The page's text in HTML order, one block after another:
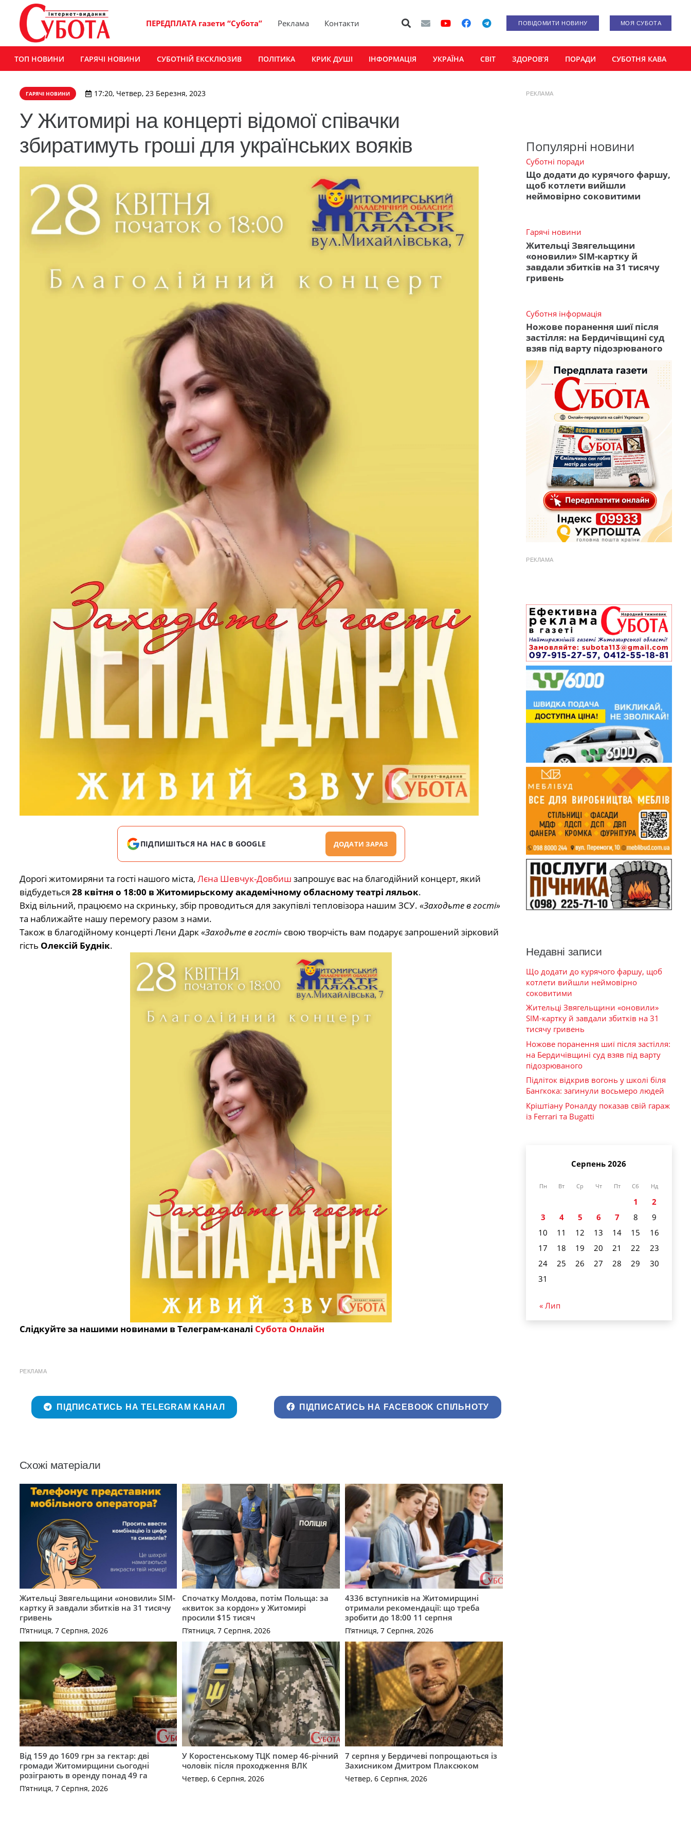
ПЕРЕДПЛАТА газети “Субота” Реклама Контакти ПОВІДОМИТИ НОВИНУ МОЯ СУБОТА
ТОП НОВИНИ ГАРЯЧІ НОВИНИ СУБОТНІЙ ЕКСКЛЮЗИВ ПОЛІТИКА КРИК ДУШІ ІНФОРМАЦІЯ УКРАЇНА СВІТ ЗДОРОВ’Я ПОРАДИ СУБОТНЯ КАВА
ГАРЯЧІ НОВИНИ 17:20, Четвер, 23 Березня, 2023
У Житомирі на концерті відомої співачки
збиратимуть гроші для українських вояків
ПІДПИШІТЬСЯ НА НАС В GOOGLE ДОДАТИ ЗАРАЗ
Дорогі житомиряни та гості нашого міста, Лєна Шевчук-Довбиш запрошує вас на благодійний концерт, який
відбудеться 28 квітня о 18:00 в Житомирьскому академічному обласному театрі ляльок.
Вхід вільний, працюємо на скриньку, збір проводиться для закупівлі тепловізора нашим ЗСУ. «Заходьте в гості»
та наближайте нашу перемогу разом з нами.
Також в благодійному концерті Лєни Дарк«Заходьте в гості»свою творчість вам подарує запрошений зірковий
гість Олексій Буднік.
Слідкуйте за нашими новинами в Телеграм-каналі Субота Онлайн
РЕКЛАМА
ПІДПИСАТИСЬ НА TELEGRAM КАНАЛ ПІДПИСАТИСЬ НА FACEBOOK СПІЛЬНОТУ
Схожі матеріали
Жительці Звягельщини «оновили» SIM-
картку й завдали збитків на 31 тисячу
гривень
П’ятниця, 7 Серпня, 2026
Спочатку Молдова, потім Польща: за
«квиток за кордон» у Житомирі
просили $15 тисяч
П’ятниця, 7 Серпня, 2026
4336 вступників на Житомирщині
отримали рекомендації: що треба
зробити до 18:00 11 серпня
П’ятниця, 7 Серпня, 2026
Від 159 до 1609 грн за гектар: дві
громади Житомирщини сьогодні
розіграють в оренду понад 49 га
П’ятниця, 7 Серпня, 2026
У Коростенському ТЦК помер 46-річний
чоловік після проходження ВЛК
Четвер, 6 Серпня, 2026
7 серпня у Бердичеві попрощаються із
Захисником Дмитром Плаксюком
Четвер, 6 Серпня, 2026
РЕКЛАМА
Популярні новини
Суботні поради
Що додати до курячого фаршу,
щоб котлети вийшли
неймовірно соковитими
Гарячі новини
Жительці Звягельщини
«оновили» SIM-картку й
завдали збитків на 31 тисячу
гривень
Суботня інформація
Ножове поранення шиї після
застілля: на Бердичівщині суд
взяв під варту підозрюваного
РЕКЛАМА
Недавні записи
Що додати до курячого фаршу, щоб
котлети вийшли неймовірно
соковитими
Жительці Звягельщини «оновили»
SIM-картку й завдали збитків на 31
тисячу гривень
Ножове поранення шиї після застілля:
на Бердичівщині суд взяв під варту
підозрюваного
Підліток відкрив вогонь у школі біля
Бангкока: загинули восьмеро людей
Кріштіану Роналду показав свій гараж
із Ferrari та Bugatti
Серпень 2026
Пн Вт Ср Чт Пт Сб Нд
1
2
3
4 5 6 7 8
9
10
11 12 13 14 15
16
17
18 19 20 21 22
23
24
25 26 27 28 29
30
31
« Лип